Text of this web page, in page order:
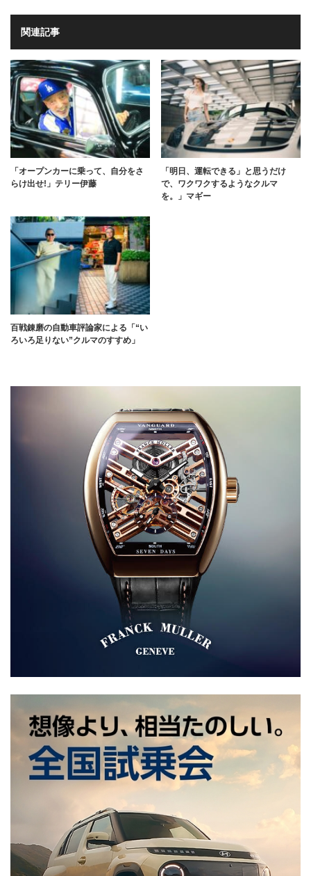
関連記事
「オープンカーに乗って、自分をさ
らけ出せ!」テリー伊藤
「明日、運転できる」と思うだけ
で、ワクワクするようなクルマ
を。」マギー
百戦錬磨の自動車評論家による「“い
ろいろ足りない”クルマのすすめ」